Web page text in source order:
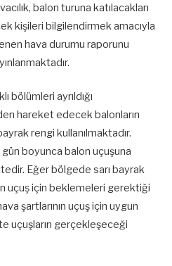
balon turuna katılacakları
kişileri bilgilendirmek amacıyla
hava durumu raporunu
bölümleri ayrıldığı
hareket edecek balonların
rengi kullanılmaktadır.
gün boyunca balon uçuşuna
Eğer bölgede sarı bayrak
uçuş için beklemeleri gerektiği
şartlarının uçuş için uygun
uçuşların gerçekleşeceği